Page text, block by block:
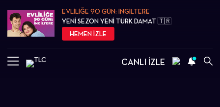
EVLİLİĞE 90 GÜN: İNGİLTERE
YENİ SEZON YENİ TÜRK DAMAT 🇹🇷
HEMEN İZLE
CANLI İZLE